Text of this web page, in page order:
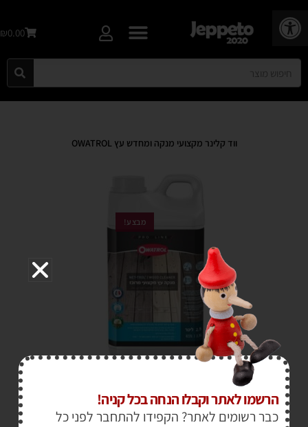
פתח סרגל נגישות
₪0.00
ווד קלינר מקצועי מנקה ומחדש עץ OWATROL
מבצע!
הרשמו לאתר וקבלו הנחה בכל קניה!
כבר רשומים לאתר? הקפידו להתחבר לפני כל